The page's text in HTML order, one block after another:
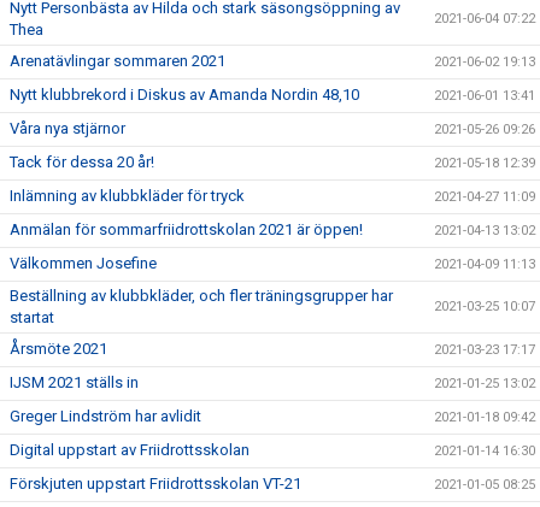
Nytt Personbästa av Hilda och stark säsongsöppning av
Thea
2021-06-04 07:22
Arenatävlingar sommaren 2021 2021-06-02 19:13
Nytt klubbrekord i Diskus av Amanda Nordin 48,10 2021-06-01 13:41
Våra nya stjärnor 2021-05-26 09:26
Tack för dessa 20 år! 2021-05-18 12:39
Inlämning av klubbkläder för tryck 2021-04-27 11:09
Anmälan för sommarfriidrottskolan 2021 är öppen! 2021-04-13 13:02
Välkommen Josefine 2021-04-09 11:13
Beställning av klubbkläder, och fler träningsgrupper har
startat
2021-03-25 10:07
Årsmöte 2021 2021-03-23 17:17
IJSM 2021 ställs in 2021-01-25 13:02
Greger Lindström har avlidit 2021-01-18 09:42
Digital uppstart av Friidrottsskolan 2021-01-14 16:30
Förskjuten uppstart Friidrottsskolan VT-21 2021-01-05 08:25